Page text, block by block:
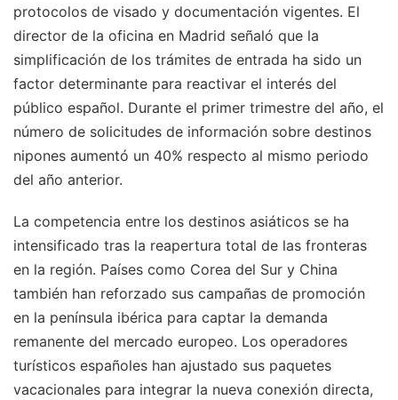
protocolos de visado y documentación vigentes. El
director de la oficina en Madrid señaló que la
simplificación de los trámites de entrada ha sido un
factor determinante para reactivar el interés del
público español. Durante el primer trimestre del año, el
número de solicitudes de información sobre destinos
nipones aumentó un 40% respecto al mismo periodo
del año anterior.
La competencia entre los destinos asiáticos se ha
intensificado tras la reapertura total de las fronteras
en la región. Países como Corea del Sur y China
también han reforzado sus campañas de promoción
en la península ibérica para captar la demanda
remanente del mercado europeo. Los operadores
turísticos españoles han ajustado sus paquetes
vacacionales para integrar la nueva conexión directa,